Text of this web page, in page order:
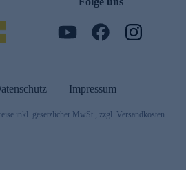
Impressum
inkl. gesetzlicher MwSt., zzgl. Versandkosten.